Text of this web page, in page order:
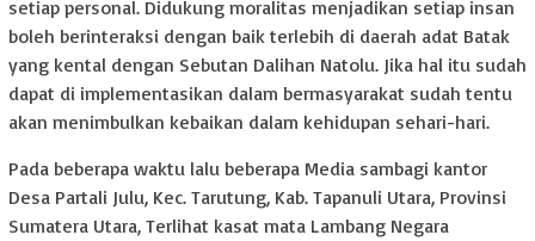
setiap personal. Didukung moralitas menjadikan setiap insan
boleh berinteraksi dengan baik terlebih di daerah adat Batak
yang kental dengan Sebutan Dalihan Natolu. Jika hal itu sudah
dapat di implementasikan dalam bermasyarakat sudah tentu
akan menimbulkan kebaikan dalam kehidupan sehari-hari.
Pada beberapa waktu lalu beberapa Media sambagi kantor
Desa Partali Julu, Kec. Tarutung, Kab. Tapanuli Utara, Provinsi
Sumatera Utara, Terlihat kasat mata Lambang Negara